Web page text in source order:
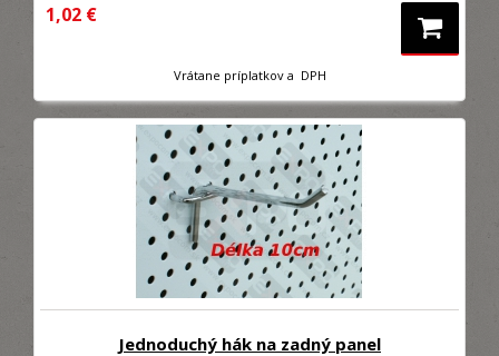
1,02 €
Vrátane príplatkov a DPH
Jednoduchý hák na zadný panel